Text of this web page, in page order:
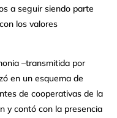
a seguir siendo parte
los valores
–transmitida por
en un esquema de
de cooperativas de la
y contó con la presencia